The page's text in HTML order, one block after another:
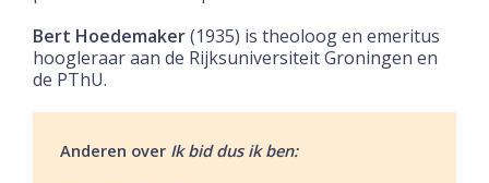
Bert Hoedemaker(1935) is theoloog en emeritus
hoogleraar aan de Rijksuniversiteit Groningen en
de PThU.
Anderen over Ik bid dus ik ben: